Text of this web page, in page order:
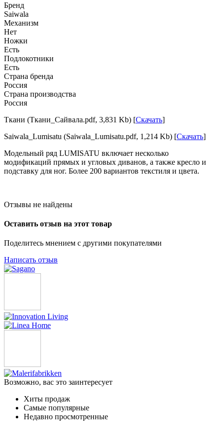
Бренд
Saiwala
Механизм
Нет
Ножки
Есть
Подлокотники
Есть
Страна бренда
Россия
Страна производства
Россия
Ткани (Ткани_Сайвала.pdf, 3,831 Kb) [Скачать]
Saiwala_Lumisatu (Saiwala_Lumisatu.pdf, 1,214 Kb) [Скачать]
Модельный ряд LUMISATU включает несколько
модификаций прямых и угловых диванов, а также кресло и
подставку для ног. Более 200 вариантов текстиля и цвета.
Отзывы не найдены
Оставить отзыв на этот товар
Поделитесь мнением с другими покупателями
Написать отзыв
Возможно, вас это заинтересует
Хиты продаж
Самые популярные
Недавно просмотренные